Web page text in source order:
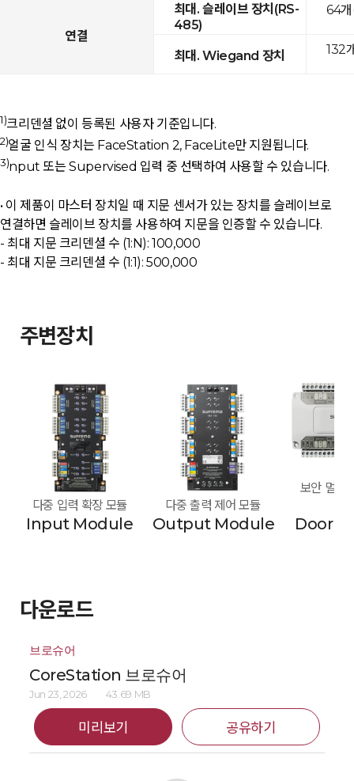
연결
최대. 슬레이브 장치(RS-
485)
최대. Wiegand 장치
64개
132
1)크리덴셜 없이 등록된 사용자 기준입니다.
2)얼굴 인식 장치는 FaceStation 2, FaceLite만 지원됩니다.
3)nput 또는 Supervised 입력 중 선택하여 사용할 수 있습니다.
• 이 제품이 마스터 장치일 때 지문 센서가 있는 장치를 슬레이브로
연결하면 슬레이브 장치를 사용하여 지문을 인증할 수 있습니다.
- 최대 지문 크리덴셜 수 (1:N): 100,000
- 최대 지문 크리덴셜 수 (1:1): 500,000
주변장치
다중 입력 확장 모듈
Input Module
다중 출력 제어 모듈
Output Module
보안 멀티
Door
다운로드
브로슈어
CoreStation 브로슈어
Jun 23, 2026 43.69 MB
미리보기 공유하기